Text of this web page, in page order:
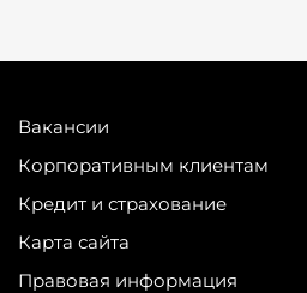
Вакансии
Корпоративным клиентам
Кредит и страхование
Карта сайта
Правовая информация